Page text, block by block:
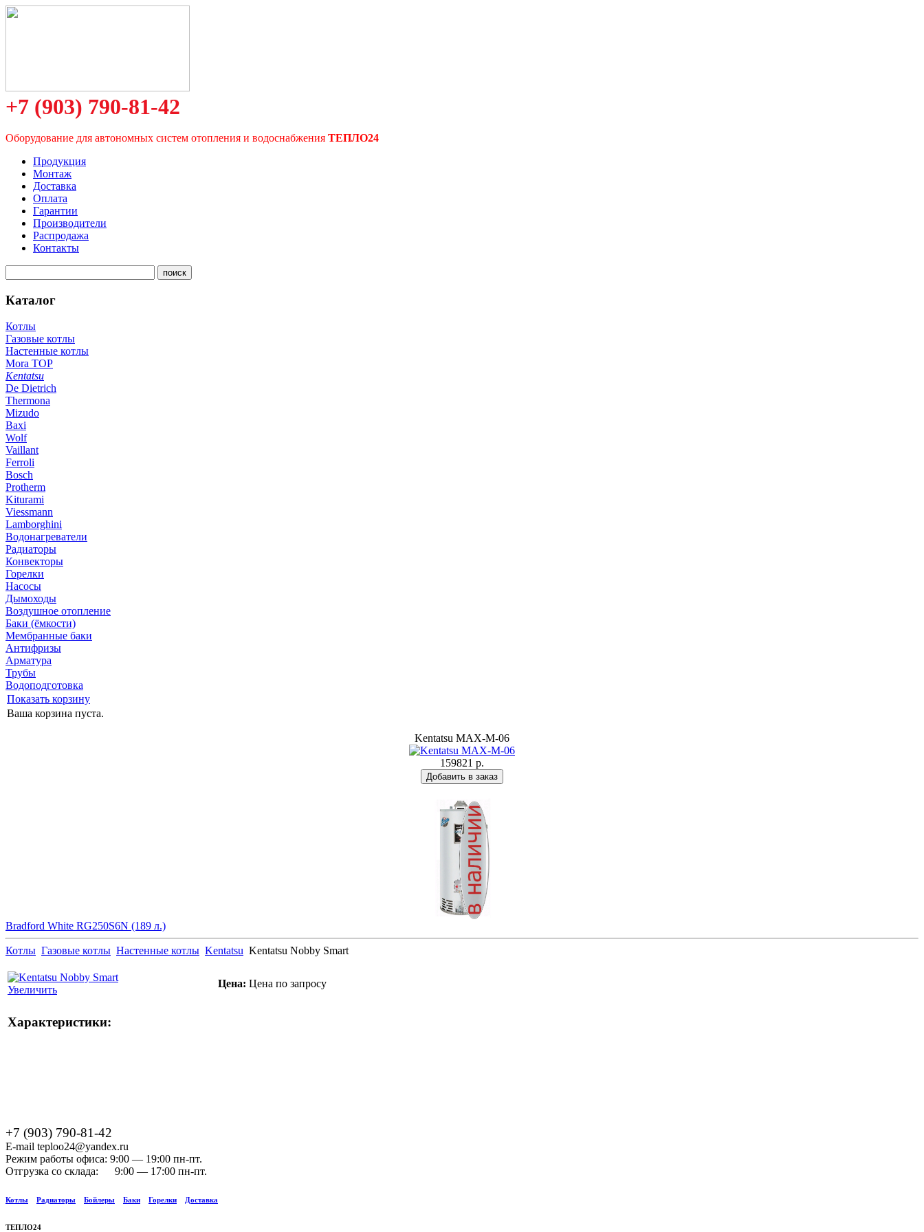
+7 (903) 790-81-42
Оборудование для автономных систем отопления и водоснабжения ТЕПЛО24
Продукция
Монтаж
Доставка
Оплата
Гарантии
Производители
Распродажа
Контакты
Каталог
Котлы
Газовые котлы
Настенные котлы
Mora TOP
Kentatsu
De Dietrich
Thermona
Mizudo
Baxi
Wolf
Vaillant
Ferroli
Bosch
Protherm
Kiturami
Viessmann
Lamborghini
Водонагреватели
Радиаторы
Конвекторы
Горелки
Насосы
Дымоходы
Воздушное отопление
Баки (ёмкости)
Мембранные баки
Антифризы
Арматура
Трубы
Водоподготовка
Показать корзину
Ваша корзина пуста.
Kentatsu MAX-M-06
159821 р.
Bradford White RG250S6N (189 л.)
Котлы Газовые котлы Настенные котлы Kentatsu Kentatsu Nobby Smart
Увеличить
Цена: Цена по запросу
Характеристики:
+7 (903) 790-81-42
E-mail teploo24@yandex.ru
Режим работы офиса: 9:00 — 19:00 пн-пт.
Отгрузка со склада: 9:00 — 17:00 пн-пт.
Котлы Радиаторы Бойлеры Баки Горелки Доставка
ТЕПЛО24